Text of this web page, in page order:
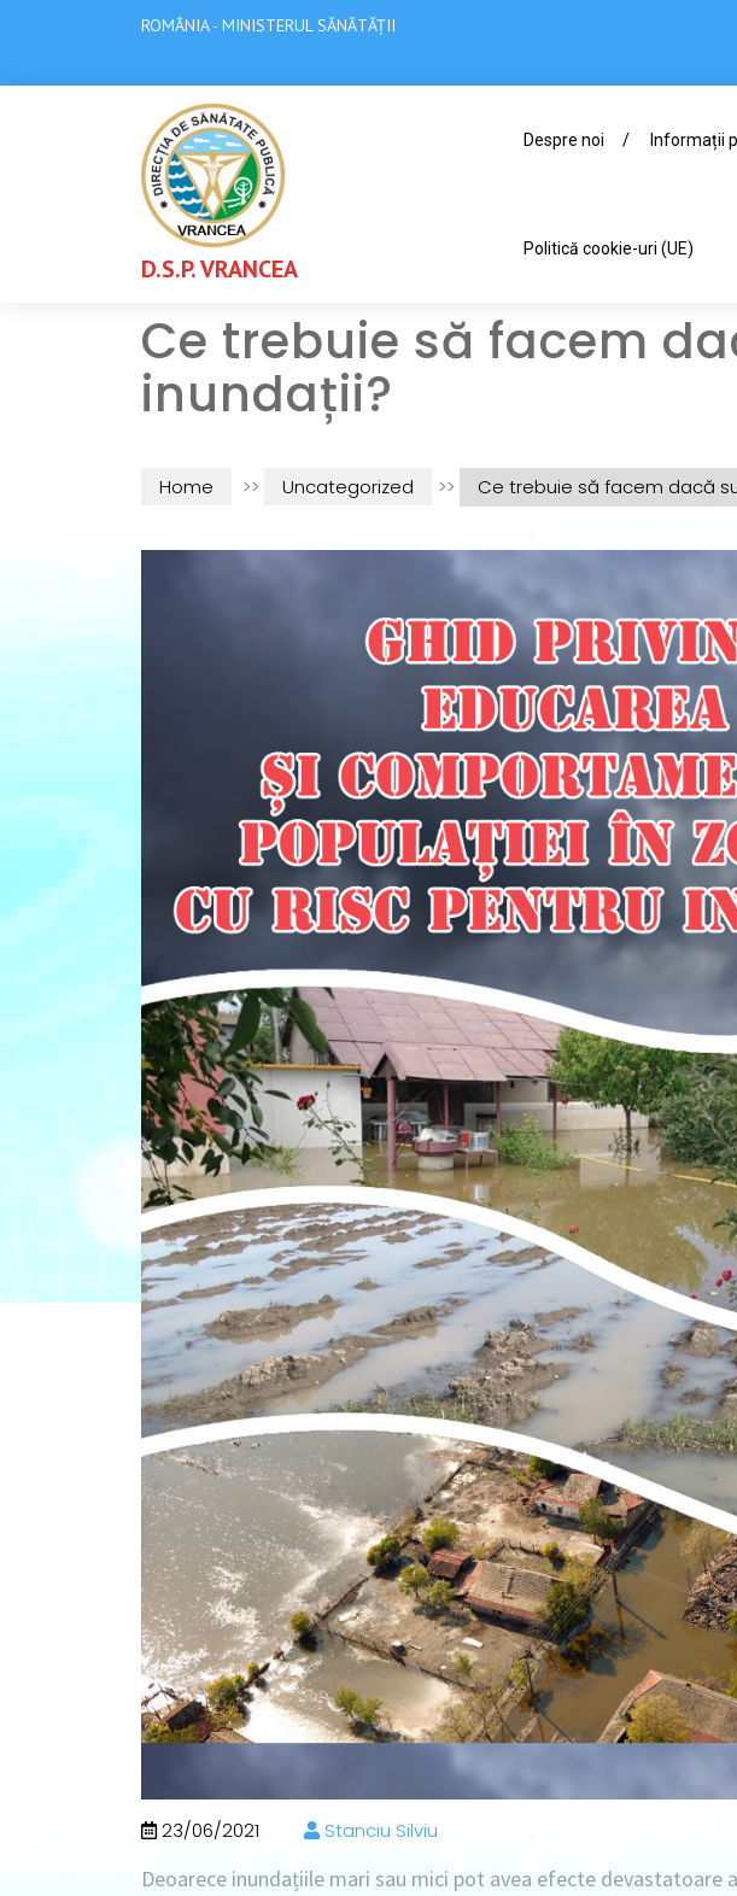
ROMÂNIA - MINISTERUL SĂNĂTĂȚII
D.S.P. VRANCEA
Despre noi Informații
Politică cookie-uri (UE)
Ce trebuie să facem
inundații?
Home >> Uncategorized >> Ce trebuie să facem dacă
23/06/2021 Stanciu Silviu
Deoarece inundațiile mari sau mici pot avea efecte devastatoare